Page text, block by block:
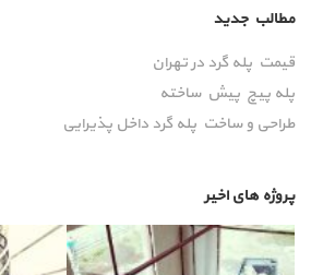
مطالب جدید
قیمت پله گرد در تهران
پله پیچ پیش‌ ساخته
طراحی و ساخت پله گرد داخل پذیرایی
پروژه های اخیر